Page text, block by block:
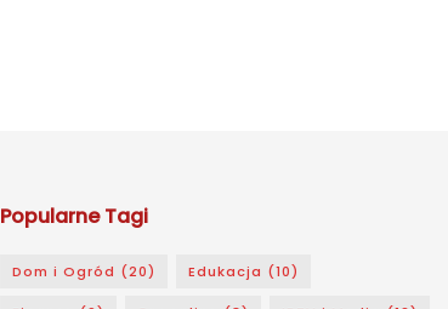
Popularne Tagi
Dom i Ogród (20) Edukacja (10)